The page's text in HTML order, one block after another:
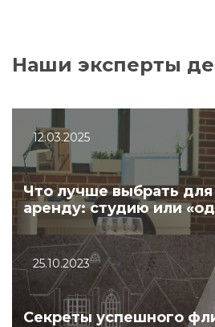
Наши эксперты
12.03.2025
Что лучше выбрать для
аренду: студию или
25.10.2023
Секреты успешного